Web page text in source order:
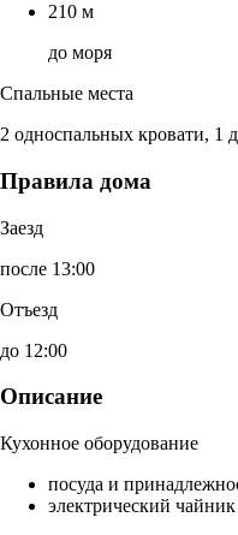
210 м
до моря
Спальные места
2 односпальных кровати, 1
Правила дома
Заезд
после 13:00
Отъезд
до 12:00
Описание
Кухонное оборудование
посуда и
электрический чайник